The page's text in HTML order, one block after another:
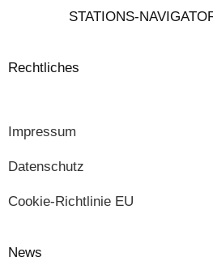
STATIONS-
Rechtliches
Impressum
Datenschutz
Cookie-Richtlinie EU
News